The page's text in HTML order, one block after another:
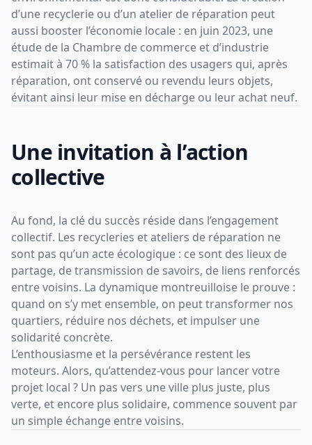
d’une recyclerie ou d’un atelier de réparation peut
aussi booster l’économie locale : en juin 2023, une
étude de la Chambre de commerce et d’industrie
estimait à 70 % la satisfaction des usagers qui, après
réparation, ont conservé ou revendu leurs objets,
évitant ainsi leur mise en décharge ou leur achat neuf.
Une invitation à l’action
collective
Au fond, la clé du succès réside dans l’engagement
collectif. Les recycleries et ateliers de réparation ne
sont pas qu’un acte écologique : ce sont des lieux de
partage, de transmission de savoirs, de liens renforcés
entre voisins. La dynamique montreuilloise le prouve :
quand on s’y met ensemble, on peut transformer nos
quartiers, réduire nos déchets, et impulser une
solidarité concrète.
L’enthousiasme et la persévérance restent les
moteurs. Alors, qu’attendez-vous pour lancer votre
projet local ? Un pas vers une ville plus juste, plus
verte, et encore plus solidaire, commence souvent par
un simple échange entre voisins.